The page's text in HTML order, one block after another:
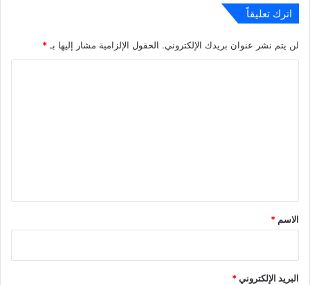
اترك تعليقاً
لن يتم نشر عنوان بريدك الإلكتروني. الحقول الإلزامية مشار إليها بـ*
*
الاسم *
البريد الإلكتروني*